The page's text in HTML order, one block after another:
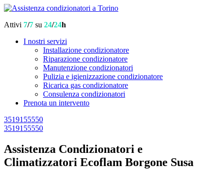
Attivi 7/7 su 24/24h
I nostri servizi
Installazione condizionatore
Riparazione condizionatore
Manutenzione condizionatori
Pulizia e igienizzazione condizionatore
Ricarica gas condizionatore
Consulenza condizionatori
Prenota un intervento
3519155550
3519155550
Assistenza Condizionatori e
Climatizzatori Ecoflam Borgone Susa